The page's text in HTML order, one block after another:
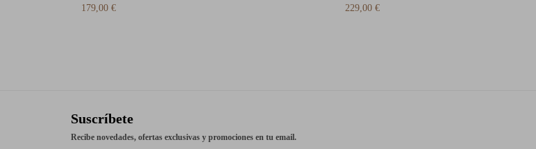
179,00 €
229,00 €
Suscríbete
Recibe novedades, ofertas exclusivas y promociones en tu email.